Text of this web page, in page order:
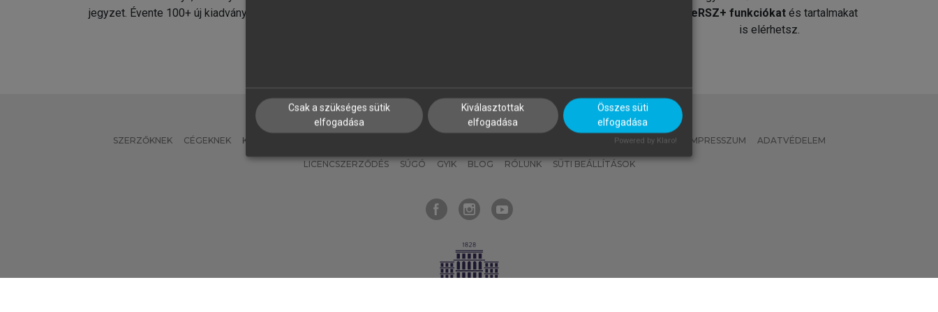
jegyzet. Évente 100+ új kiadvány.
MeRSZ+ funkciókat és tartalmakat
is elérhetsz.
SZERZŐKNEK CÉGEKNEK KÖNYVTÁROSOKNAK MI – ÁLTALÁNOS IRÁNYELVEK IMPRESSZUM ADATVÉDELEM
LICENCSZERZŐDÉS SÚGÓ GYIK BLOG RÓLUNK SÜTI BEÁLLÍTÁSOK
Csak a szükséges sütik
elfogadása
Kiválasztottak
elfogadása
Összes süti
elfogadása
Powered by Klaro!